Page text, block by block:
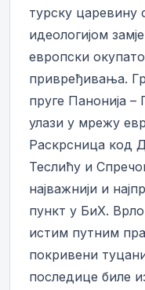
турску
идеологијом
европски
привређивања.
пруге Панонија
улази у мрежу
Раскрсница код
Теслићу и
најважнији и
пункт у БиХ.
истим путним
покривени
последице биле